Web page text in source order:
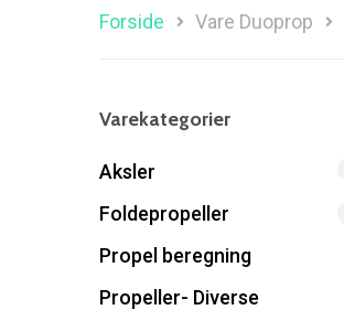
Forside Vare Duoprop
Varekategorier
Aksler
Foldepropeller
Propel beregning
Propeller- Diverse